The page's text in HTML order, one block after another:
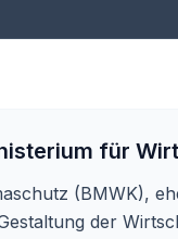
für
(BMWK),
der